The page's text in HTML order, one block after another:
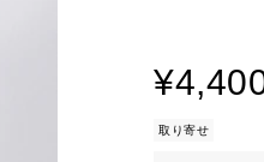
取り寄せ